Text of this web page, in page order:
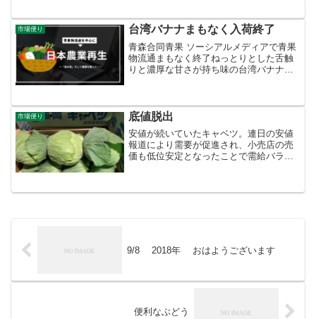
の仲間で葉は肉厚...
市場便り 台湾バナナまもなく入荷終了
青森合同青果 ソーシアルメディアで青果
物流通まもなく終了ねっとりとした舌触
りと濃厚な甘さが持ち味の台湾バナナ。
どものころを懐かしむ...
市場便り 底値脱出
安値が続いていたキャベツ。連日の安値
報道により需要が促進され、小売店の売
価も低位安定となったことで需給バラン
9/8 2018年 おはようございます
便利なぶどう